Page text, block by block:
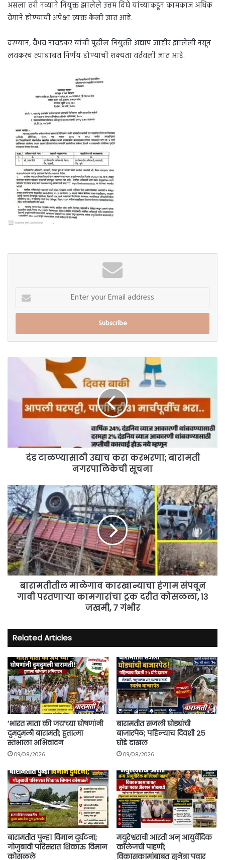
असला तरी नव्याने नियुक्त झालेले उत्तम दिघे यांच्याकडून कामकाज अधिक
वेगाने होण्याची अपेक्षा व्यक्त केली जात आहे.
दरम्यान, वैभव नावडकर यांची पुढील नियुक्ती अद्याप जाहीर झालेली नसून
लवकरच त्याबाबत निर्णय होण्याची शक्यता वर्तवली जात आहे.
Enter
your
Email
करभरणा;
बारामती
दंड टाळण्यासाठी उद्याच करा करभरणा; बारामती
नगरपालिकेची सूचना
बारामतीतील
माळेगाव
कारखान्याचा
हंगाम
संपवून
गावी
परतणाऱ्या कामगारांचा
ट्रक
दरीत
कोसळला,
गंभीर
बारामतीतील माळेगाव कारखान्याचा हंगाम संपवून
गावी परतणाऱ्या कामगारांचा ट्रक दरीत कोसळला, १३
जखमी, ७ गंभीर
Related Articles
‘भारत माता की जय’च्या घोषणांनी
दुमदुमली बारामती; हुतात्मा
स्तंभाला अभिवादन
09/08/2026
बारामतीत सजली घोड्यांची
बाजारपेठ; पहिल्याच दिवशी २५
घोडे दाखल
09/08/2026
बारामतीत पुन्हा विमान दुर्घटना;
गोजुबावी परिसरात शिकाऊ विमान
कोसळले
मयुरेश्वराची आरती अन् आयुर्वेदिक
कॉलेजची पाहणी;
विकासकामांबाबत सुनेत्रा पवार